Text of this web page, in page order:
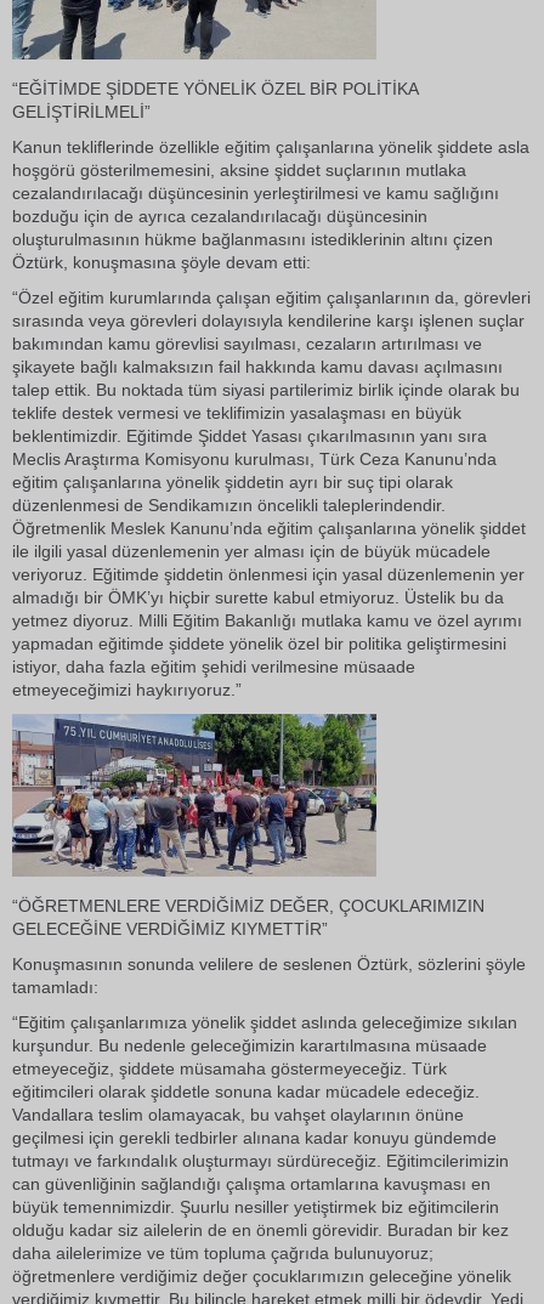
“EĞİTİMDE ŞİDDETE YÖNELİK ÖZEL BİR POLİTİKA
GELİŞTİRİLMELİ”
Kanun tekliflerinde özellikle eğitim çalışanlarına yönelik şiddete asla
hoşgörü gösterilmemesini, aksine şiddet suçlarının mutlaka
cezalandırılacağı düşüncesinin yerleştirilmesi ve kamu sağlığını
bozduğu için de ayrıca cezalandırılacağı düşüncesinin
oluşturulmasının hükme bağlanmasını istediklerinin altını çizen
Öztürk, konuşmasına şöyle devam etti:
“Özel eğitim kurumlarında çalışan eğitim çalışanlarının da, görevleri
sırasında veya görevleri dolayısıyla kendilerine karşı işlenen suçlar
bakımından kamu görevlisi sayılması, cezaların artırılması ve
şikayete bağlı kalmaksızın fail hakkında kamu davası açılmasını
talep ettik. Bu noktada tüm siyasi partilerimiz birlik içinde olarak bu
teklife destek vermesi ve teklifimizin yasalaşması en büyük
beklentimizdir. Eğitimde Şiddet Yasası çıkarılmasının yanı sıra
Meclis Araştırma Komisyonu kurulması, Türk Ceza Kanunu’nda
eğitim çalışanlarına yönelik şiddetin ayrı bir suç tipi olarak
düzenlenmesi de Sendikamızın öncelikli taleplerindendir.
Öğretmenlik Meslek Kanunu’nda eğitim çalışanlarına yönelik şiddet
ile ilgili yasal düzenlemenin yer alması için de büyük mücadele
veriyoruz. Eğitimde şiddetin önlenmesi için yasal düzenlemenin yer
almadığı bir ÖMK’yı hiçbir surette kabul etmiyoruz. Üstelik bu da
yetmez diyoruz. Milli Eğitim Bakanlığı mutlaka kamu ve özel ayrımı
yapmadan eğitimde şiddete yönelik özel bir politika geliştirmesini
istiyor, daha fazla eğitim şehidi verilmesine müsaade
etmeyeceğimizi haykırıyoruz.”
“ÖĞRETMENLERE VERDİĞİMİZ DEĞER, ÇOCUKLARIMIZIN
GELECEĞİNE VERDİĞİMİZ KIYMETTİR”
Konuşmasının sonunda velilere de seslenen Öztürk, sözlerini şöyle
tamamladı:
“Eğitim çalışanlarımıza yönelik şiddet aslında geleceğimize sıkılan
kurşundur. Bu nedenle geleceğimizin karartılmasına müsaade
etmeyeceğiz, şiddete müsamaha göstermeyeceğiz. Türk
eğitimcileri olarak şiddetle sonuna kadar mücadele edeceğiz.
Vandallara teslim olamayacak, bu vahşet olaylarının önüne
geçilmesi için gerekli tedbirler alınana kadar konuyu gündemde
tutmayı ve farkındalık oluşturmayı sürdüreceğiz. Eğitimcilerimizin
can güvenliğinin sağlandığı çalışma ortamlarına kavuşması en
büyük temennimizdir. Şuurlu nesiller yetiştirmek biz eğitimcilerin
olduğu kadar siz ailelerin de en önemli görevidir. Buradan bir kez
daha ailelerimize ve tüm topluma çağrıda bulunuyoruz;
öğretmenlere verdiğimiz değer çocuklarımızın geleceğine yönelik
verdiğimiz kıymettir. Bu bilinçle hareket etmek milli bir ödevdir. Yedi